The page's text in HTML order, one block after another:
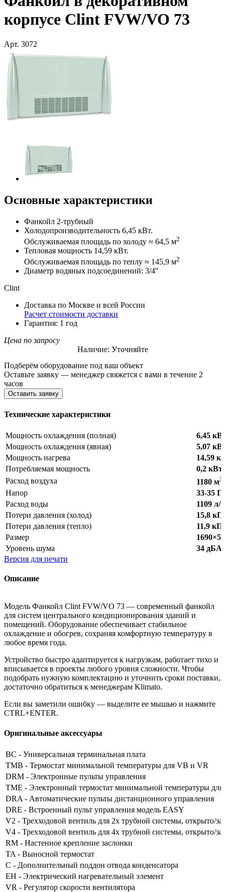
корпусе Clint FVW/VO 73
Арт. 3072
Основные характеристики
Фанкойл 2-трубный
Холодопроизводительность 6,45 кВт.
Обслуживаемая площадь по холоду ≈ 64,5 м2
Тепловая мощность 14,59 кВт.
Обслуживаемая площадь по теплу ≈ 145,9 м2
Диаметр водяных подсоединений: 3/4″
Clint
Доставка по Москве и всей России
Расчет стоимости доставки
Гарантия: 1 год
Цена по запросу
Наличие: Уточняйте
Подберём оборудование под ваш объект
Оставьте заявку — менеджер свяжется с вами в течение 2
часов
Оставить заявку
Технические характеристики
Мощность охлаждения (полная)
6,45
Мощность охлаждения (явная)
5,07
Мощность нагрева
14,59
Потребляемая мощность
0,2 кВт
Расход воздуха
1180 м3
Напор
33-35
Расход воды
1109 л/
Потери давления (холод)
15,8
Потери давления (тепло)
11,9
Размер
Уровень шума
34 дБА
Версия для печати
Описание
Модель Фанкойл Clint FVW/VO 73 — современный фанкойл
для систем центрального кондиционирования зданий и
помещений. Оборудование обеспечивает стабильное
охлаждение и обогрев, сохраняя комфортную температуру в
любое время года.
Устройство быстро адаптируется к нагрузкам, работает тихо и
вписывается в проекты любого уровня сложности. Чтобы
подобрать нужную комплектацию и уточнить сроки поставки,
достаточно обратиться к менеджерам Klimato.
Если вы заметили ошибку — выделите ее мышью и нажмите
CTRL+ENTER.
Оригинальные аксессуары
BC - Универсальная терминальная плата
TMB - Термостат минимальной температуры для VB и VR
DRM - Электронные пульты управления
TME - Электронный термостат минимальной температуры
DRA - Автоматические пульты дистанционного управления
DRE - Встроенный пульт управления модель EASY
V2 - Трехходовой вентиль для 2х трубной системы, открыто/
V4 - Трехходовой вентиль для 4х трубной системы, открыто/
RM - Настенное крепление заслонки
TA - Выносной термостат
C - Дополнительный поддон отвода конденсатора
EH - Электрический нагревательный элемент
VR - Регулятор скорости вентилятора